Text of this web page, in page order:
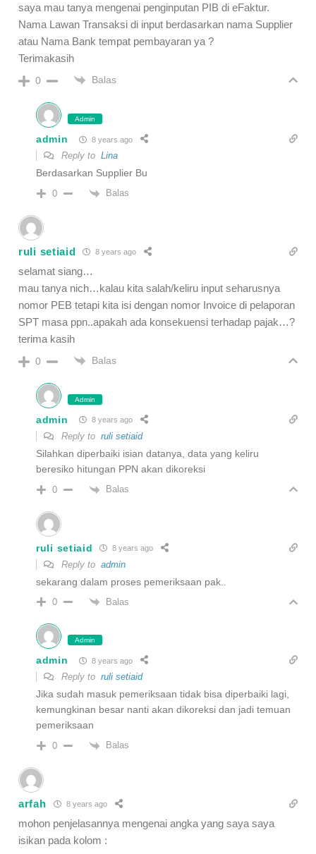
saya mau tanya mengenai penginputan PIB di eFaktur.
Nama Lawan Transaksi di input berdasarkan nama Supplier
atau Nama Bank tempat pembayaran ya ?
Terimakasih
0 Balas
Admin
admin 8 years ago
Reply to Lina
Berdasarkan Supplier Bu
0 Balas
ruli setiaid 8 years ago
selamat siang…
mau tanya nich…kalau kita salah/keliru input seharusnya
nomor PEB tetapi kita isi dengan nomor Invoice di pelaporan
SPT masa ppn..apakah ada konsekuensi terhadap pajak…?
terima kasih
0 Balas
Admin
admin 8 years ago
Reply to ruli setiaid
Silahkan diperbaiki isian datanya, data yang keliru
beresiko hitungan PPN akan dikoreksi
0 Balas
ruli setiaid 8 years ago
Reply to admin
sekarang dalam proses pemeriksaan pak..
0 Balas
Admin
admin 8 years ago
Reply to ruli setiaid
Jika sudah masuk pemeriksaan tidak bisa diperbaiki lagi,
kemungkinan besar nanti akan dikoreksi dan jadi temuan
pemeriksaan
0 Balas
arfah 8 years ago
mohon penjelasannya mengenai angka yang saya saya
isikan pada kolom :